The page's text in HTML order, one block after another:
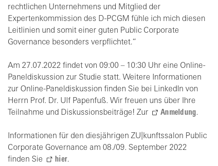
rechtlichen Unternehmens und Mitglied der
Expertenkommission des D-PCGM fühle ich mich diesen
Leitlinien und somit einer guten Public Corporate
Governance besonders verpflichtet.“
Am 27.07.2022 findet von 09:00 – 10:30 Uhr eine Online-
Paneldiskussion zur Studie statt. Weitere Informationen
zur Online-Paneldiskussion finden Sie bei LinkedIn von
Herrn Prof. Dr. Ulf Papenfuß. Wir freuen uns über Ihre
Teilnahme und Diskussionsbeiträge! Zur
Anmeldung.
Informationen für den diesjährigen ZU|kunftssalon Public
Corporate Governance am 08./09. September 2022
finden Sie
hier.